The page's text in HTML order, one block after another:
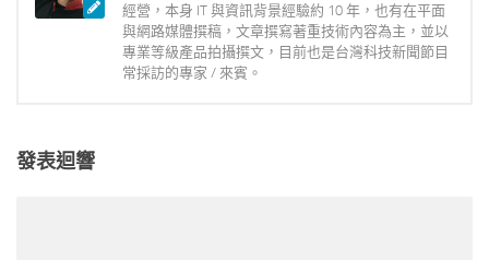
經營，本身 IT 與資訊背景經驗約 10 年，也有在平面
與網路媒體撰稿，文章撰寫著重技術內容為主，並以
專業等級產品拍攝撰文，目前也是台灣科技新聞節目
常採訪的專家 / 來賓。
發表迴響